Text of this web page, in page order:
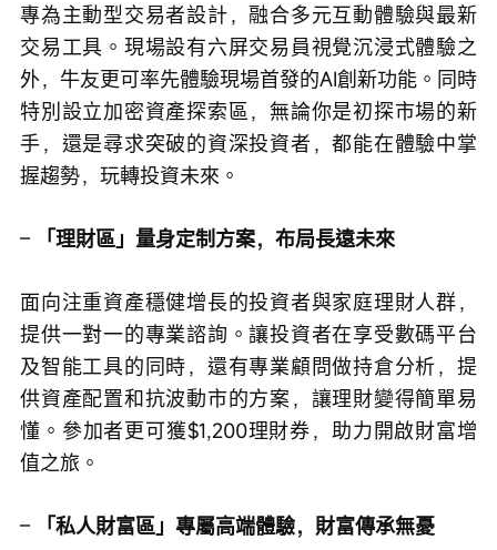
專為主動型交易者設計，融合多元互動體驗與最新
交易工具。現場設有六屏交易員視覺沉浸式體驗之
外，牛友更可率先體驗現場首發的AI創新功能。同時
特別設立加密資產探索區，無論你是初探市場的新
手，還是尋求突破的資深投資者，都能在體驗中掌
握趨勢，玩轉投資未來。
– 「理財區」量身定制方案，布局長遠未來
面向注重資產穩健增長的投資者與家庭理財人群，
提供一對一的專業諮詢。讓投資者在享受數碼平台
及智能工具的同時，還有專業顧問做持倉分析，提
供資產配置和抗波動市的方案，讓理財變得簡單易
懂。參加者更可獲$1,200理財券，助力開啟財富增
值之旅。
– 「私人財富區」專屬高端體驗，財富傳承無憂